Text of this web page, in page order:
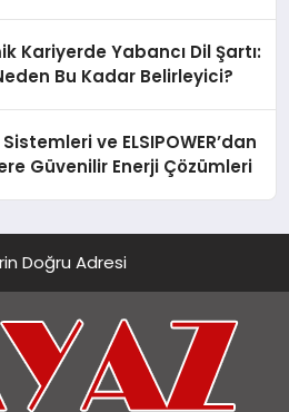
Kariyerde Yabancı Dil Şartı:
Bu Kadar Belirleyici?
Sistemleri ve ELSIPOWER’dan
Güvenilir Enerji Çözümleri
Doğru Adresi